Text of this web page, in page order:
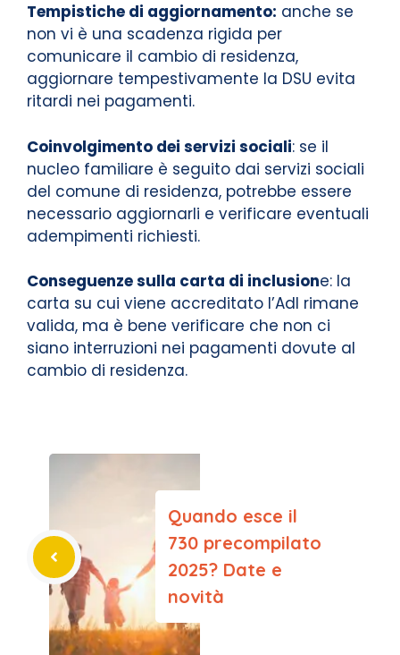
Tempistiche di aggiornamento: anche se
non vi è una scadenza rigida per
comunicare il cambio di residenza,
aggiornare tempestivamente la DSU evita
ritardi nei pagamenti.
Coinvolgimento dei servizi sociali: se il
nucleo familiare è seguito dai servizi sociali
del comune di residenza, potrebbe essere
necessario aggiornarli e verificare eventuali
adempimenti richiesti.
Conseguenze sulla carta di inclusione: la
carta su cui viene accreditato l’AdI rimane
valida, ma è bene verificare che non ci
siano interruzioni nei pagamenti dovute al
cambio di residenza.
Quando esce il
730 precompilato
2025? Date e
novità